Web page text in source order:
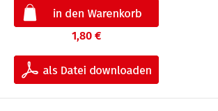
1,80 €